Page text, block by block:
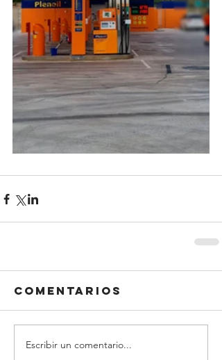
Comentarios
Escribir un comentario...